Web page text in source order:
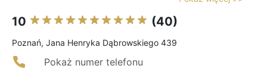
10 (40)
Poznań, Jana Henryka Dąbrowskiego 439
Pokaż numer telefonu